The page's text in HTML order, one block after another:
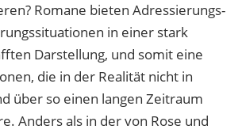
Romane bieten Adressierungs-
in einer stark
Darstellung, und somit eine
die in der Realität nicht in
über so einen langen Zeitraum
Anders als in der von Rose und